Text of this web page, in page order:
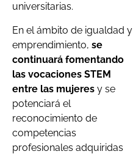
universitarias.
En el ámbito de igualdad y
emprendimiento, se
continuará fomentando
las vocaciones STEM
entre las mujeres y se
potenciará el
reconocimiento de
competencias
profesionales adquiridas